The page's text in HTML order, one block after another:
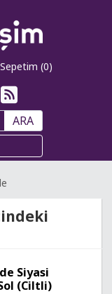
(0)
ARA
Siyasi
(Ciltli)